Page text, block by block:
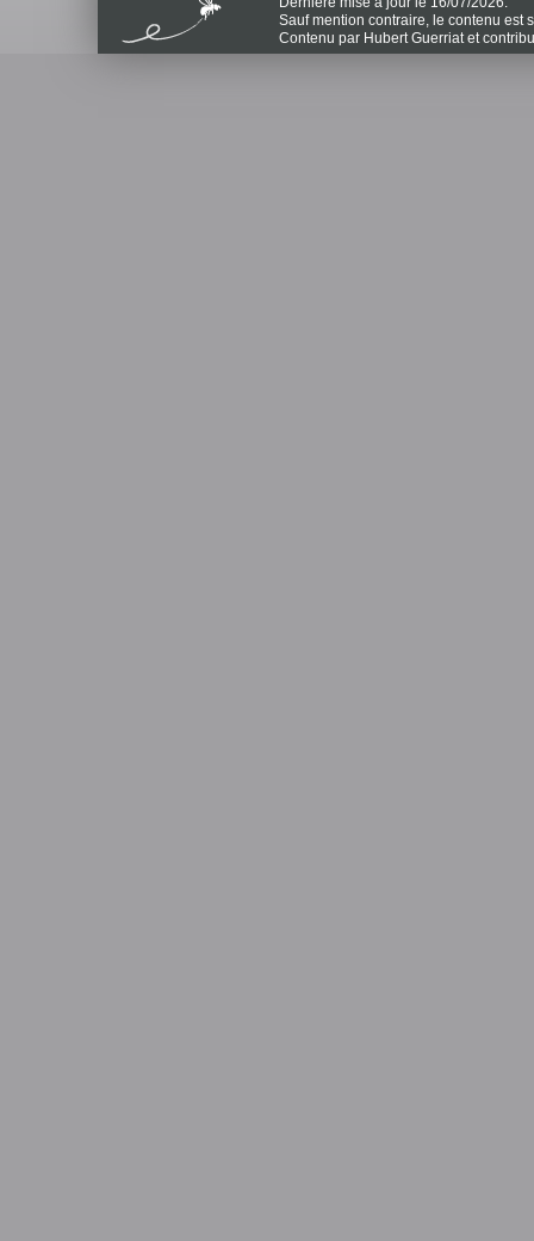
Sauf mention contraire, le contenu est
Contenu par Hubert Guerriat et